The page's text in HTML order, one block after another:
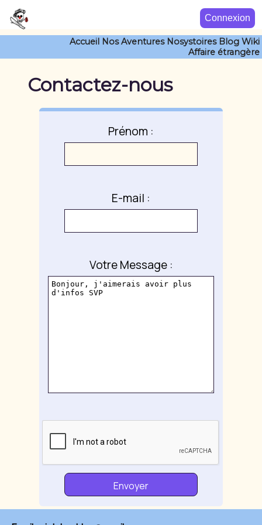
Connexion
Accueil Nos Aventures Nosystoires Blog Wiki
Affaire étrangère
Contactez-nous
Prénom :
E-mail :
Votre Message :